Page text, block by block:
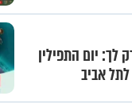
לך: יום התפילין
אביב